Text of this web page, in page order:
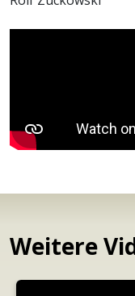
Weitere